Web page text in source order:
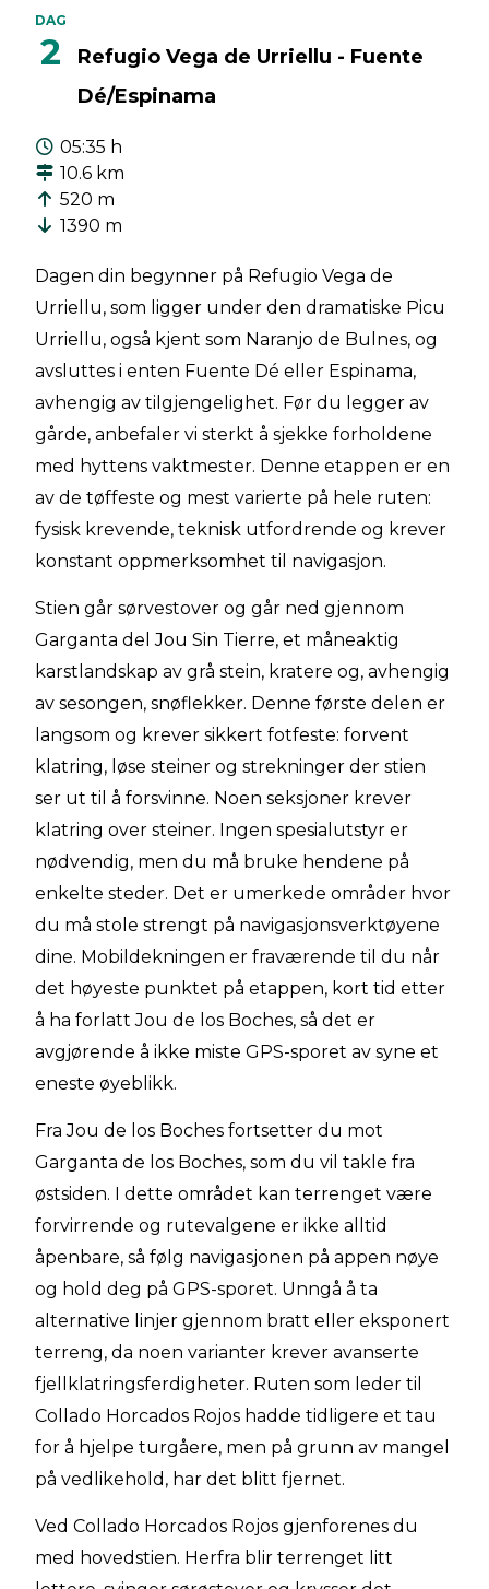
DAG
2
Refugio Vega de Urriellu - Fuente
Dé/Espinama
05:35 h
10.6 km
520 m
1390 m
Dagen din begynner på Refugio Vega de
Urriellu, som ligger under den dramatiske Picu
Urriellu, også kjent som Naranjo de Bulnes, og
avsluttes i enten Fuente Dé eller Espinama,
avhengig av tilgjengelighet. Før du legger av
gårde, anbefaler vi sterkt å sjekke forholdene
med hyttens vaktmester. Denne etappen er en
av de tøffeste og mest varierte på hele ruten:
fysisk krevende, teknisk utfordrende og krever
konstant oppmerksomhet til navigasjon.
Stien går sørvestover og går ned gjennom
Garganta del Jou Sin Tierre, et måneaktig
karstlandskap av grå stein, kratere og, avhengig
av sesongen, snøflekker. Denne første delen er
langsom og krever sikkert fotfeste: forvent
klatring, løse steiner og strekninger der stien
ser ut til å forsvinne. Noen seksjoner krever
klatring over steiner. Ingen spesialutstyr er
nødvendig, men du må bruke hendene på
enkelte steder. Det er umerkede områder hvor
du må stole strengt på navigasjonsverktøyene
dine. Mobildekningen er fraværende til du når
det høyeste punktet på etappen, kort tid etter
å ha forlatt Jou de los Boches, så det er
avgjørende å ikke miste GPS-sporet av syne et
eneste øyeblikk.
Fra Jou de los Boches fortsetter du mot
Garganta de los Boches, som du vil takle fra
østsiden. I dette området kan terrenget være
forvirrende og rutevalgene er ikke alltid
åpenbare, så følg navigasjonen på appen nøye
og hold deg på GPS-sporet. Unngå å ta
alternative linjer gjennom bratt eller eksponert
terreng, da noen varianter krever avanserte
fjellklatringsferdigheter. Ruten som leder til
Collado Horcados Rojos hadde tidligere et tau
for å hjelpe turgåere, men på grunn av mangel
på vedlikehold, har det blitt fjernet.
Ved Collado Horcados Rojos gjenforenes du
med hovedstien. Herfra blir terrenget litt